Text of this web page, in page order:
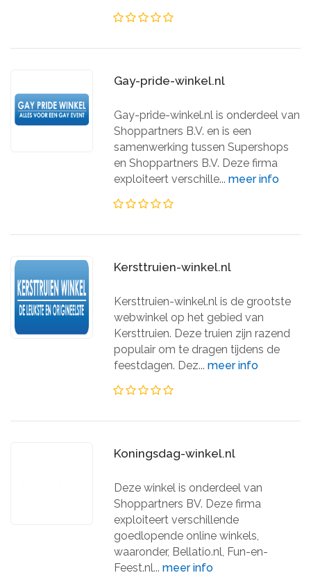
Gay-pride-winkel.nl
Gay-pride-winkel.nl is onderdeel van
Shoppartners B.V. en is een
samenwerking tussen Supershops
en Shoppartners B.V. Deze firma
exploiteert verschille...meer info
Kersttruien-winkel.nl
Kersttruien-winkel.nl is de grootste
webwinkel op het gebied van
Kersttruien. Deze truien zijn razend
populair om te dragen tijdens de
feestdagen. Dez...meer info
Koningsdag-winkel.nl
Deze winkel is onderdeel van
Shoppartners BV. Deze firma
exploiteert verschillende
goedlopende online winkels,
waaronder, Bellatio.nl, Fun-en-
Feest.nl...meer info